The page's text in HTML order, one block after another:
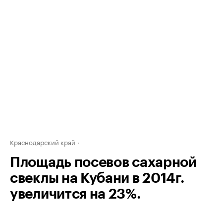
Краснодарский край
Площадь посевов сахарной
свеклы на Кубани в 2014г.
увеличится на 23%.